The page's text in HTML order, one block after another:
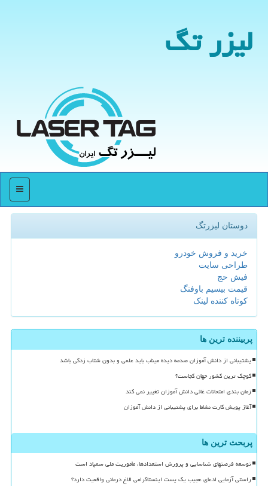
لیزر تگ
منو
دوستان لیزرتگ
خرید و فروش خودرو
طراحی سایت
فیش حج
قیمت بیسیم باوفنگ
کوتاه کننده لینک
پربیننده ترین ها
پشتیبانی از دانش آموزان صدمه دیده میناب باید علمی و بدون شتاب زدگی باشد
کوچک ترین کشور جهان کجاست؟
زمان بندی امتحانات غائی دانش آموزان تغییر نمی کند
آغاز پویش کارت نشاط برای پشتیبانی از دانش آموزان
پربحث ترین ها
توسعه فرصتهای شناسایی و پرورش استعدادها، مأموریت ملی سمپاد است
راستی آزمایی ادعای عجیب یک پست اینستاگرامی الاغ درمانی واقعیت دارد؟